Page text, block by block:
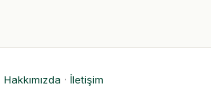
Hakkımızda · İletişim